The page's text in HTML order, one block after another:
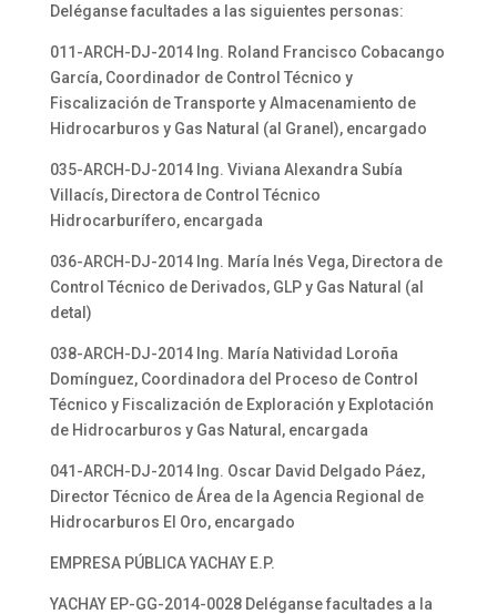
Deléganse facultades a las siguientes personas:
011-ARCH-DJ-2014 Ing. Roland Francisco Cobacango
García, Coordinador de Control Técnico y
Fiscalización de Transporte y Almacenamiento de
Hidrocarburos y Gas Natural (al Granel), encargado
035-ARCH-DJ-2014 Ing. Viviana Alexandra Subía
Villacís, Directora de Control Técnico
Hidrocarburífero, encargada
036-ARCH-DJ-2014 Ing. María Inés Vega, Directora de
Control Técnico de Derivados, GLP y Gas Natural (al
detal)
038-ARCH-DJ-2014 Ing. María Natividad Loroña
Domínguez, Coordinadora del Proceso de Control
Técnico y Fiscalización de Exploración y Explotación
de Hidrocarburos y Gas Natural, encargada
041-ARCH-DJ-2014 Ing. Oscar David Delgado Páez,
Director Técnico de Área de la Agencia Regional de
Hidrocarburos El Oro, encargado
EMPRESA PÚBLICA YACHAY E.P.
YACHAY EP-GG-2014-0028 Deléganse facultades a la